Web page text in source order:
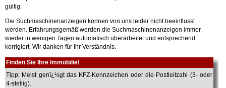
gültig.
Die Suchmaschinenanzeigen können von uns leider nicht beeinflusst
werden. Erfahrungsgemäß werden die Suchmaschinenanzeigen immer
wieder in wenigen Tagen automatisch überarbeitet und entsprechend
korrigiert. Wir danken für Ihr Verständnis.
Finden Sie Ihre Immobilie!
Tipp: Meist genï¿½gt das KFZ-Kennzeichen oder die Postleitzahl (3- oder
4-stellig).